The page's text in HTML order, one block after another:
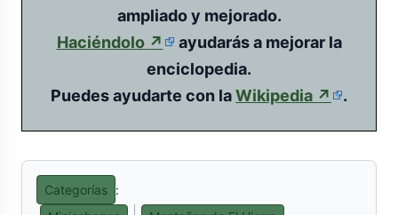
ampliado y mejorado.
Haciéndolo↗ (enlace
externo)
ayudarás a mejorar la
enciclopedia.
Puedes ayudarte con laWikipedia ↗ (enlace
.
Categorías :